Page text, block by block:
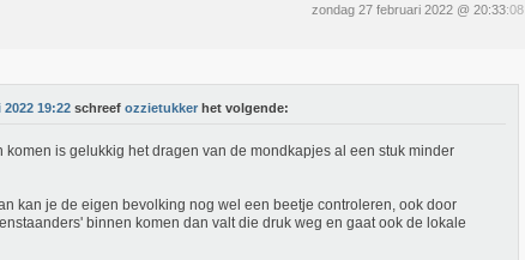
zondag 27 februari 2022 @ 20:33:08
19:22 schreef ozzietukker het volgende:
komen is gelukkig het dragen van de mondkapjes al een stuk minder
kan je de eigen bevolking nog wel een beetje controleren, ook door
binnen komen dan valt die druk weg en gaat ook de lokale